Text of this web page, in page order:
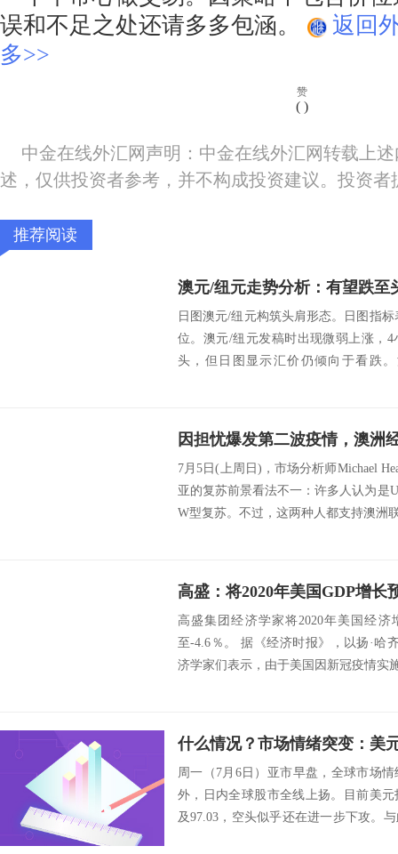
误和不足之处还请多多包涵。
返回
多>>
赞
( )
中金在线外汇网声明：中金在线外汇网转载上
述，仅供投资者参考，并不构成投资建议。投资
推荐阅读
澳元/纽元走势分析：有望跌至
日图澳元/纽元构筑头肩形态。日图指
位。澳元/纽元发稿时出现微弱上涨，
头，但日图显示汇价仍倾向于看跌
7月5日(上周日)，市场分析师Michael
亚的复苏前景看法不一：许多人认为是
W型复苏。不过，这两种人都支持澳洲
高盛：将2020年美国GDP增长
高盛集团经济学家将2020年美国经
至-4.6％。 据《经济时报》，以扬·哈
济学家们表示，由于美国因新冠疫情实
周一（7月6日）亚市早盘，全球市场
外，日内全球股市全线上扬。目前美
及97.03，空头似乎还在进一步下攻。